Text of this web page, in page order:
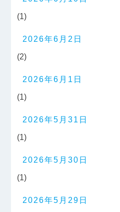
(1)
2026年6月2日
(2)
2026年6月1日
(1)
2026年5月31日
(1)
2026年5月30日
(1)
2026年5月29日